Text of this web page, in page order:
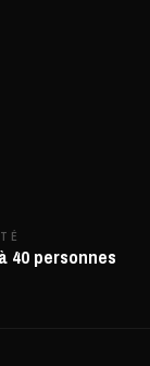
40 personnes